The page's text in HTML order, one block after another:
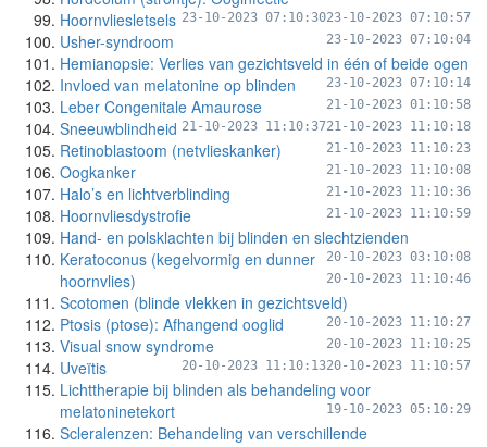
23-10-2023 07:10:57
Hoornvliesletsels 23-10-2023 07:10:30
Usher-syndroom 23-10-2023 07:10:04
Hemianopsie: Verlies van gezichtsveld in één of beide ogen
23-10-2023 07:10:14
Invloed van melatonine op blinden
21-10-2023 01:10:58
Leber Congenitale Amaurose
21-10-2023 11:10:18
Sneeuwblindheid 21-10-2023 11:10:37
Retinoblastoom (netvlieskanker) 21-10-2023 11:10:23
Oogkanker 21-10-2023 11:10:08
Halo’s en lichtverblinding 21-10-2023 11:10:36
Hoornvliesdystrofie 21-10-2023 11:10:59
Hand- en polsklachten bij blinden en slechtzienden
20-10-2023 03:10:08
Keratoconus (kegelvormig en dunner
hoornvlies)
20-10-2023 11:10:46
Scotomen (blinde vlekken in gezichtsveld)
20-10-2023 11:10:27
Ptosis (ptose): Afhangend ooglid
20-10-2023 11:10:25
Visual snow syndrome
20-10-2023 11:10:57
Uveïtis 20-10-2023 11:10:13
Lichttherapie bij blinden als behandeling voor
melatoninetekort
19-10-2023 05:10:29
Scleralenzen: Behandeling van verschillende